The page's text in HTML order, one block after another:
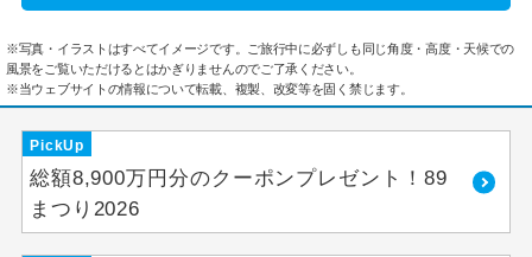
※写真・イラストはすべてイメージです。ご旅行中に必ずしも同じ角度・高度・天候での
風景をご覧いただけるとはかぎりませんのでご了承ください。
※当ウェブサイトの情報について転載、複製、改変等を固く禁じます。
PickUp
総額8,900万円分のクーポンプレゼント！89
まつり2026